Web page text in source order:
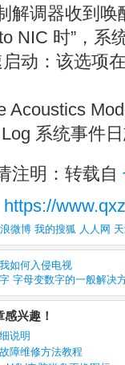
解调器收到
NIC 时”，
动：该选项
Acoustics
系统事件
注明：转载自
https://
微博 我的搜狐 人人网
如何入侵电视
字母变数字的一般解决
兴趣！
说明
障维修方法教程